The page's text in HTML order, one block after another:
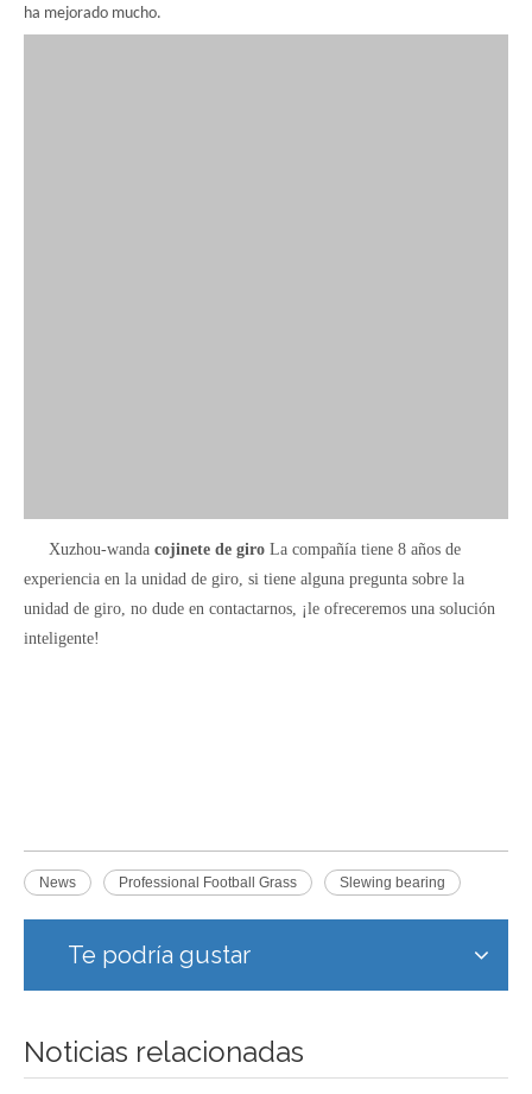
ha mejorado mucho.
Xuzhou-wanda cojinete de giro La compañía tiene 8 años de
experiencia en la unidad de giro, si tiene alguna pregunta sobre la
unidad de giro, no dude en contactarnos, ¡le ofreceremos una solución
inteligente!
News Professional Football Grass Slewing bearing
Te podría gustar
Noticias relacionadas